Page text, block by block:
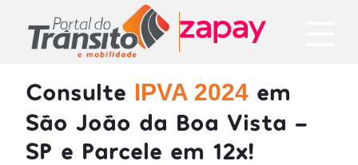
Consulte IPVA 2024 em
São João da Boa Vista -
SP e Parcele em 12x!